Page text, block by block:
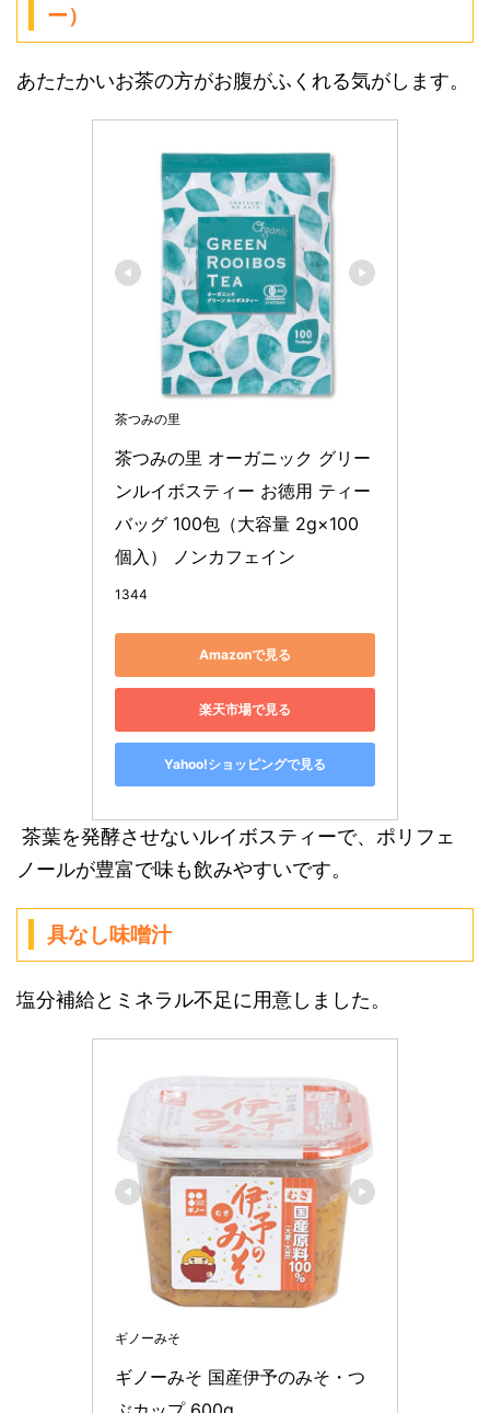
ー）
あたたかいお茶の方がお腹がふくれる気がします。
茶つみの里
茶つみの里 オーガニック グリー
ンルイボスティー お徳用 ティー
バッグ 100包（大容量 2g×100
個入） ノンカフェイン
1344
Amazonで見る
楽天市場で見る
Yahoo!ショッピングで見る
茶葉を発酵させないルイボスティーで、ポリフェ
ノールが豊富で味も飲みやすいです。
具なし味噌汁
塩分補給とミネラル不足に用意しました。
ギノーみそ
ギノーみそ 国産伊予のみそ・つ